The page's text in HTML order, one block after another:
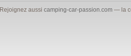
Rejoignez aussicamping-car-passion.com — la